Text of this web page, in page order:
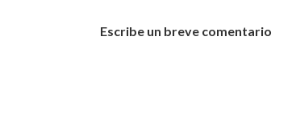
Escribe un breve comentario